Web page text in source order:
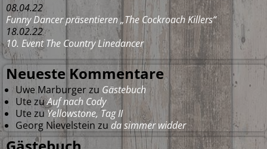
08.04.22
Funny Dancer präsentieren „The Cockroach Killers“
18.02.22
10. Event The Country Linedancer
Neueste Kommentare
Uwe Marburgerzu Gästebuch
UtezuAuf nach Cody
UtezuYellowstone, Tag II
Georg Nievelstein zu da simmer widder